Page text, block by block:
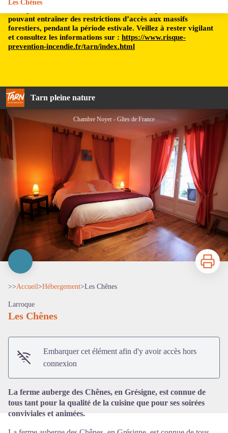
pouvant entraîner des restrictions d’accès aux massifs
forestiers, pendant la période estivale. Veillez à rester vigilant
et consultez les informations sur : https://www.risque-
prevention-incendie.fr/tarn/index.html
Tarn pleine nature
Les Chênes
Chambre Noyer - Gîtes de France
Imprimer
>>Accueil>Hébergement>Les Chênes
Larroque
Les Chênes
Embarquer cet élément afin d'y avoir accès hors
connexion
La ferme auberge des Chênes, en Grésigne, est connue de
tous tant pour la qualité de la cuisine que pour ses soirées
conviviales et animées.